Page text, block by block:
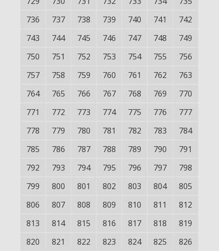
736
737 738 739 740 741
742
743
744 745 746 747 748
749
750
751 752 753 754 755
756
757
758 759 760 761 762
763
764
765 766 767 768 769
770
771
772 773 774 775 776
777
778
779 780 781 782 783
784
785
786 787 788 789 790
791
792
793 794 795 796 797
798
799
800 801 802 803 804
805
806
807 808 809 810 811
812
813
814 815 816 817 818
819
820
821 822 823 824 825 826